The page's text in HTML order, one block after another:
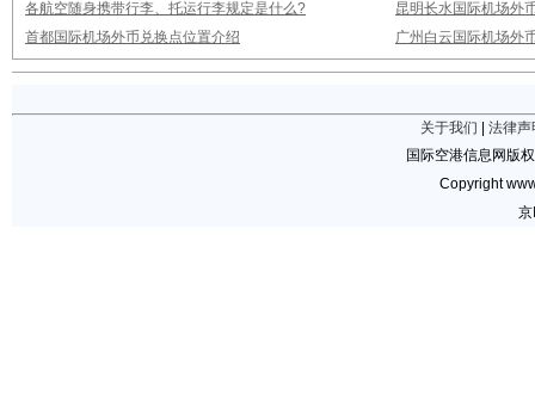
各航空随身携带行李、托运行李规定是什么?
昆明长水国际机场外
首都国际机场外币兑换点位置介绍
广州白云国际机场外
关于我们
法律声
国际空港信息网版
Copyright